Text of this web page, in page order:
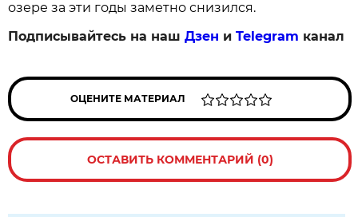
озере за эти годы заметно снизился.
Подписывайтесь на нашДзен иTelegram канал
ОЦЕНИТЕ МАТЕРИАЛ
ОСТАВИТЬ КОММЕНТАРИЙ (0)